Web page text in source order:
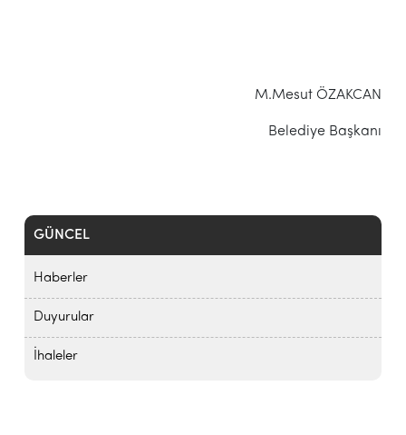
GÜNCEL
Haberler
Duyurular
İhaleler
M.Mesut ÖZAKCAN
Belediye Başkanı